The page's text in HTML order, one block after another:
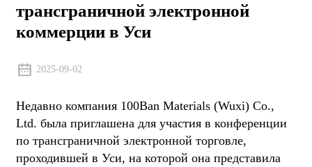
трансграничной электронной
коммерции в Уси
2025-09-02
Недавно компания 100Ban Materials (Wuxi) Co.,
Ltd. была приглашена для участия в конференции
по трансграничной электронной торговле,
проходившей в Уси, на которой она представила